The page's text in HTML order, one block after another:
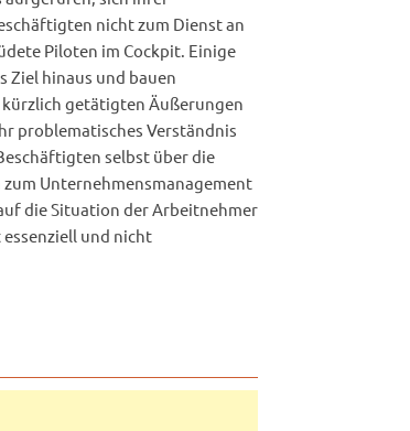
nicht zum Dienst an
Piloten im Cockpit. Einige
Ziel hinaus und bauen
kürzlich getätigten Äußerungen
problematisches Verständnis
selbst über die
Unternehmensmanagement
die Situation der Arbeitnehmer
und nicht